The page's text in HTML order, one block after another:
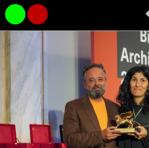
arrow_back_ios